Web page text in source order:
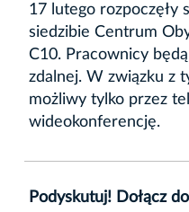
17 lutego rozpoczęły
siedzibie Centrum
C10. Pracownicy
zdalnej. W związku z
możliwy tylko przez
wideokonferencję.
Podyskutuj! Dołącz